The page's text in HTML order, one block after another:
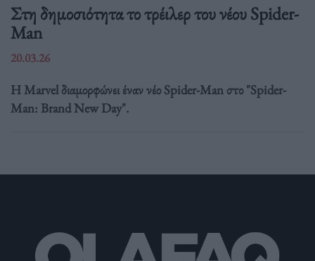
Στη δημοσιότητα το τρέιλερ του νέου Spider-
Man
20.03.26
Η Marvel διαμορφώνει έναν νέο Spider-Man στο "Spider-
Man: Brand New Day".